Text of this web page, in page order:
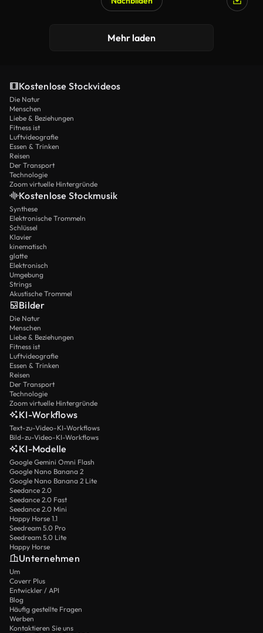
Mehr laden
Kostenlose Stockvideos
Die Natur
Menschen
Liebe & Beziehungen
Fitness ist
Luftvideografie
Essen & Trinken
Reisen
Der Transport
Technologie
Zoom virtuelle Hintergründe
Kostenlose Stockmusik
Synthese
Elektronische Trommeln
Schlüssel
Klavier
kinematisch
glatte
Elektronisch
Umgebung
Strings
Akustische Trommel
Bilder
Die Natur
Menschen
Liebe & Beziehungen
Fitness ist
Luftvideografie
Essen & Trinken
Reisen
Der Transport
Technologie
Zoom virtuelle Hintergründe
KI-Workflows
Text-zu-Video-KI-Workflows
Bild-zu-Video-KI-Workflows
KI-Modelle
Google Gemini Omni Flash
Google Nano Banana 2
Google Nano Banana 2 Lite
Seedance 2.0
Seedance 2.0 Fast
Seedance 2.0 Mini
Happy Horse 1.1
Seedream 5.0 Pro
Seedream 5.0 Lite
Happy Horse
Unternehmen
Um
Coverr Plus
Entwickler / API
Blog
Häufig gestellte Fragen
Werben
Kontaktieren Sie uns